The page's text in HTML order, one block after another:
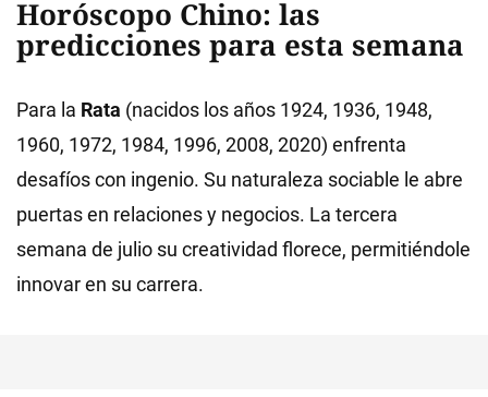
Horóscopo Chino: las
predicciones para esta semana
Para la Rata (nacidos los años 1924, 1936, 1948,
1960, 1972, 1984, 1996, 2008, 2020) enfrenta
desafíos con ingenio. Su naturaleza sociable le abre
puertas en relaciones y negocios. La tercera
semana de julio su creatividad florece, permitiéndole
innovar en su carrera.